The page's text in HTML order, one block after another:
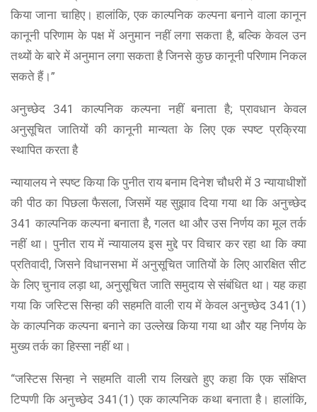
किया जाना चाहिए। हालांकि, एक काल्पनिक कल्पना बनाने वाला कानून
कानूनी परिणाम के पक्ष में अनुमान नहीं लगा सकता है, बल्कि केवल उन
तथ्यों के बारे में अनुमान लगा सकता है जिनसे कुछ कानूनी परिणाम निकल
सकते हैं।”
अनुच्छेद 341 काल्पनिक कल्पना नहीं बनाता है; प्रावधान केवल
अनुसूचित जातियों की कानूनी मान्यता के लिए एक स्पष्ट प्रक्रिया
स्थापित करता है
न्यायालय ने स्पष्ट किया कि पुनीत राय बनाम दिनेश चौधरी में 3 न्यायाधीशों
की पीठ का पिछला फैसला, जिसमें यह सुझाव दिया गया था कि अनुच्छेद
341 काल्पनिक कल्पना बनाता है, गलत था और उस निर्णय का मूल तर्क
नहीं था। पुनीत राय में न्यायालय इस मुद्दे पर विचार कर रहा था कि क्या
प्रतिवादी, जिसने विधानसभा में अनुसूचित जातियों के लिए आरक्षित सीट
के लिए चुनाव लड़ा था, अनुसूचित जाति समुदाय से संबंधित था। यह कहा
गया कि जस्टिस सिन्हा की सहमति वाली राय में केवल अनुच्छेद 341(1)
के काल्पनिक कल्पना बनाने का उल्लेख किया गया था और यह निर्णय के
मुख्य तर्क का हिस्सा नहीं था।
“जस्टिस सिन्हा ने सहमति वाली राय लिखते हुए कहा कि एक संक्षिप्त
टिप्पणी कि अनुच्छेद 341(1) एक काल्पनिक कथा बनाता है। हालांकि,